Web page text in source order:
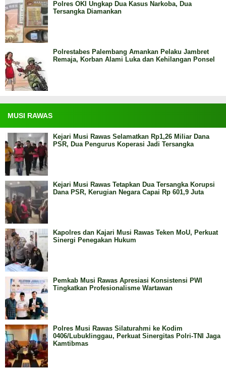
Polres OKI Ungkap Dua Kasus Narkoba, Dua
Tersangka Diamankan
Polrestabes Palembang Amankan Pelaku Jambret
Remaja, Korban Alami Luka dan Kehilangan Ponsel
MUSI RAWAS
Kejari Musi Rawas Selamatkan Rp1,26 Miliar Dana
PSR, Dua Pengurus Koperasi Jadi Tersangka
Kejari Musi Rawas Tetapkan Dua Tersangka Korupsi
Dana PSR, Kerugian Negara Capai Rp 601,9 Juta
Kapolres dan Kajari Musi Rawas Teken MoU, Perkuat
Sinergi Penegakan Hukum
Pemkab Musi Rawas Apresiasi Konsistensi PWI
Tingkatkan Profesionalisme Wartawan
Polres Musi Rawas Silaturahmi ke Kodim
0406/Lubuklinggau, Perkuat Sinergitas Polri-TNI Jaga
Kamtibmas